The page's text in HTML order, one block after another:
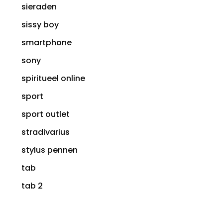
sieraden
sissy boy
smartphone
sony
spiritueel online
sport
sport outlet
stradivarius
stylus pennen
tab
tab 2